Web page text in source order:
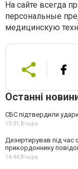
На сайте всегда
персональные
медицинскую
Останні
СБС підтвердили
19:31,Вчора
Дезертирував під час
прикордоннику
14:44,Вчора